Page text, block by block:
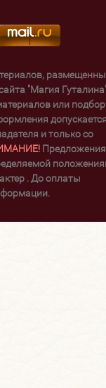
"Магия
или
и только со
. До оплаты